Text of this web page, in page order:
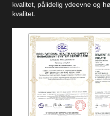
kvalitet, pålidelig ydeevne og
kvalitet.